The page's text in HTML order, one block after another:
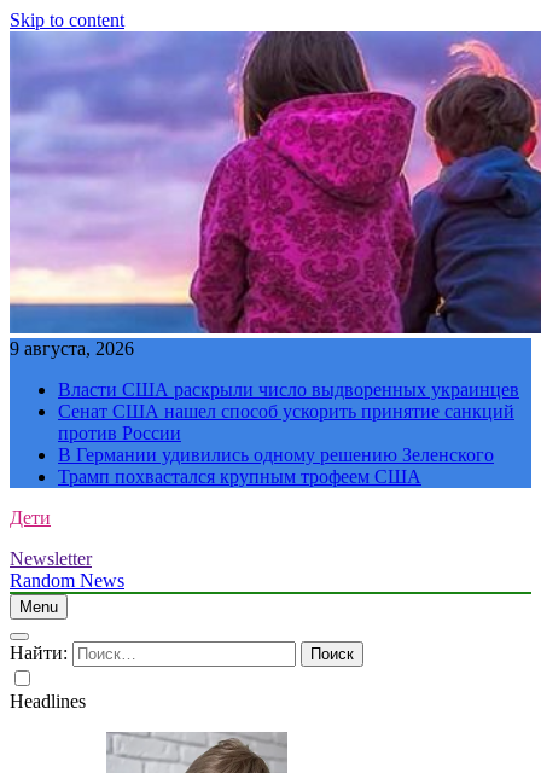
Skip to content
9 августа, 2026
Власти США раскрыли число выдворенных украинцев
Сенат США нашел способ ускорить принятие санкций
против России
В Германии удивились одному решению Зеленского
Трамп похвастался крупным трофеем США
Дети
Newsletter
Random News
Menu
Найти:
Headlines